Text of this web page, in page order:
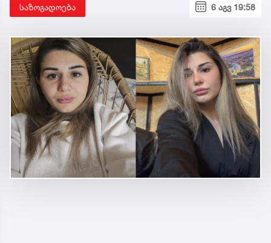
საზოგადოება 6 აგვ 19:58